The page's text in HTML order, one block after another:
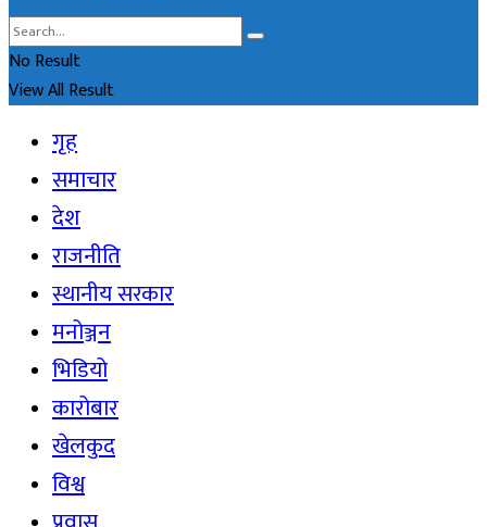
No Result
View All Result
गृह
समाचार
देश
राजनीति
स्थानीय सरकार
मनोञ्जन
भिडियो
कारोबार
खेलकुद
विश्व